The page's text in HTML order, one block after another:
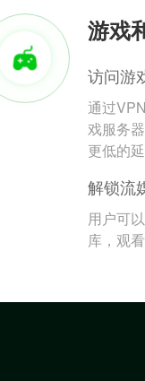
游戏
访问游
通过
戏服务
更低的延
解锁流
用户可
库，观